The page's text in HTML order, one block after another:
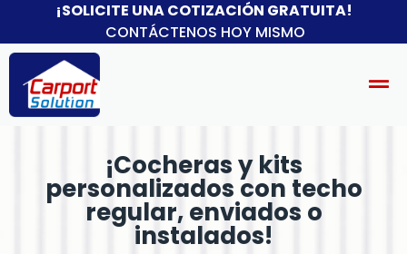
¡SOLICITE UNA COTIZACIÓN GRATUITA!
CONTÁCTENOS HOY MISMO
¡Cocheras y kits
personalizados con techo
regular, enviados o
instalados!